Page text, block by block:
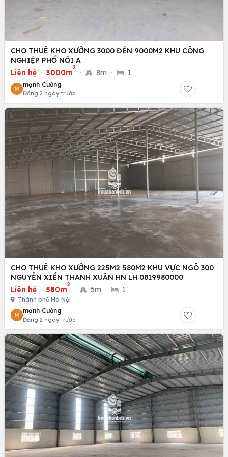
CHO THUÊ KHO XƯỞNG 3000 ĐẾN 9000M2 KHU CÔNG
NGHIỆP PHỐ NỐI A
Liên hệ · 3000m
2
· 8m · 1
M
mạnh Cường
Đăng 2 ngày trước
CHO THUÊ KHO XƯỞNG 225M2 580M2 KHU VỰC NGÕ 300
NGUYỄN XIỂN THANH XUÂN HN LH 0819980000
Liên hệ · 580m
2
· 5m · 1
Thành phố Hà Nội
M
mạnh Cường
Đăng 2 ngày trước